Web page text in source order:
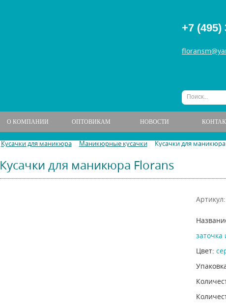
+7 (495)
О КОМПАНИИ ОПТОВИКАМ НОВОСТИ
Кусачки для маникюра Маникюрные кусачки Кусачки для
Кусачки для маникюра Florans
заточка
Цвет: